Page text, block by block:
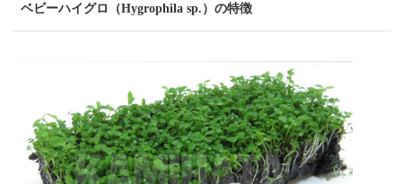
ベビーハイグロ（Hygrophila sp.）の特徴